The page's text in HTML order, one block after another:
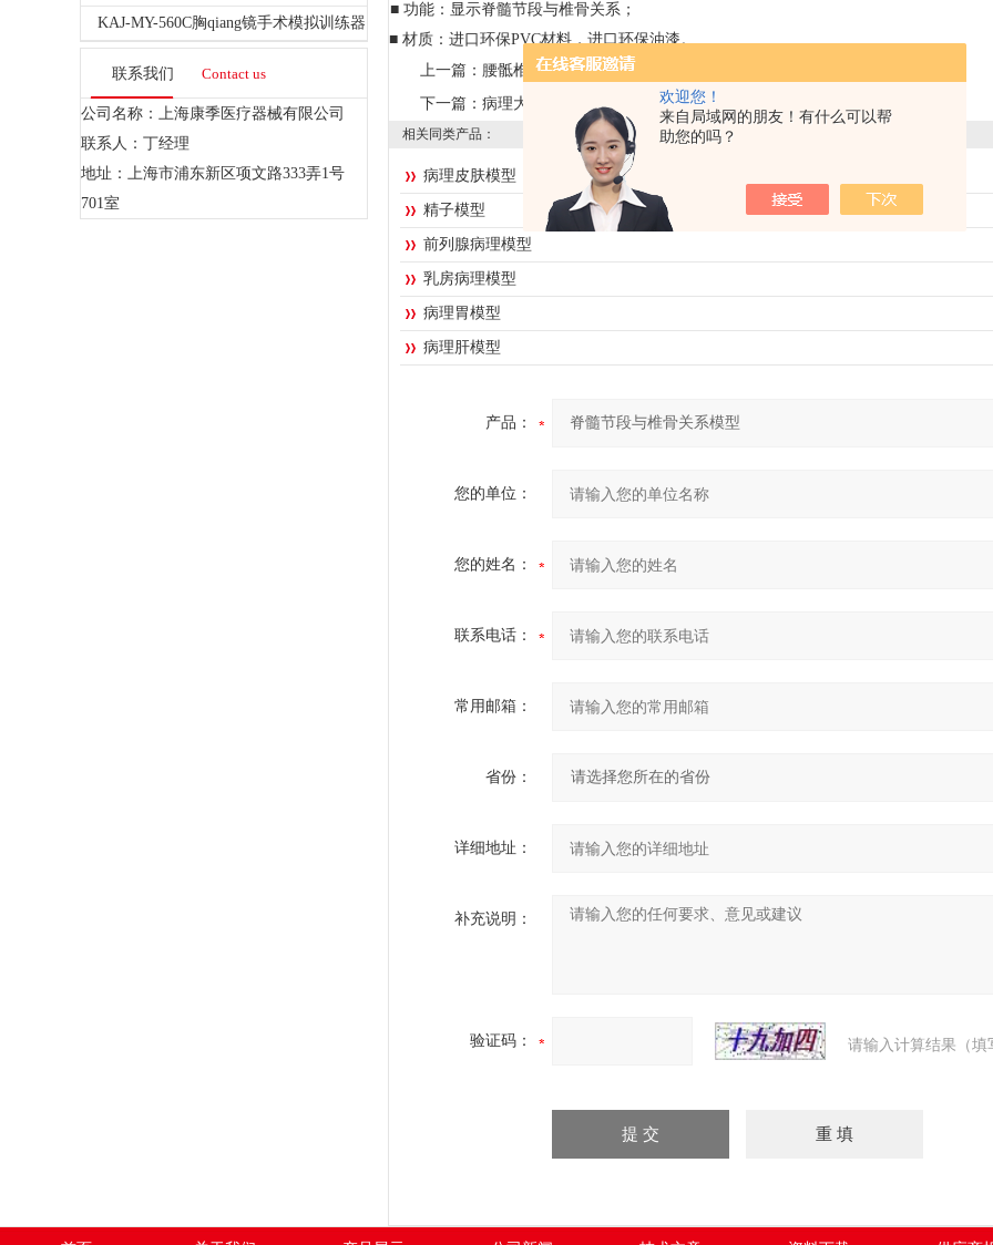
欢迎您！
来自局域网的朋友！有什么可以帮
助您的吗？
KAJ-MY-560C胸qiang镜手术模拟训练器
联系我们 Contact us
公司名称：上海康季医疗器械有限公司
联系人：丁经理
地址：上海市浦东新区项文路333弄1号
701室
■ 功能：显示脊髓节段与椎骨关系；
■ 材质：进口环保PVC材料，进口环保油漆。
上一篇： 腰骶椎、椎间盘和脊神经电动模型
下一篇： 病理大肠模型
相关同类产品：
病理皮肤模型
精子模型
前列腺病理模型
乳房病理模型
病理胃模型
病理肝模型
产品：
您的单位：
您的姓名：
联系电话：
常用邮箱：
省份：
详细地址：
补充说明：
验证码： 请输入计算结果（